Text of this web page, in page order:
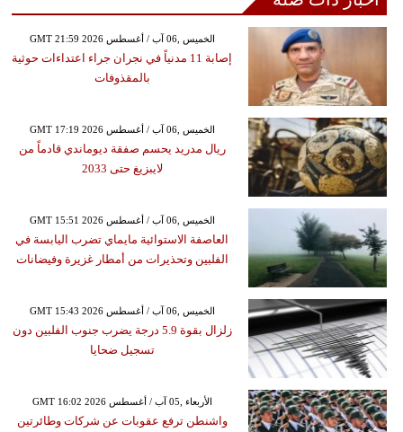
GMT 21:59 2026 الخميس ,06 آب / أغسطس
إصابة 11 مدنياً في نجران جراء اعتداءات حوثية
بالمقذوفات
GMT 17:19 2026 الخميس ,06 آب / أغسطس
ريال مدريد يحسم صفقة ديوماندي قادماً من
لايبزيغ حتى 2033
GMT 15:51 2026 الخميس ,06 آب / أغسطس
العاصفة الاستوائية مايماي تضرب اليابسة في
الفلبين وتحذيرات من أمطار غزيرة وفيضانات
GMT 15:43 2026 الخميس ,06 آب / أغسطس
زلزال بقوة 5.9 درجة يضرب جنوب الفلبين دون
تسجيل ضحايا
GMT 16:02 2026 الأربعاء ,05 آب / أغسطس
واشنطن ترفع عقوبات عن شركات وطائرتين